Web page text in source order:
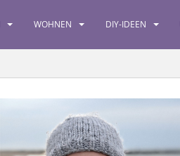
WOHNEN DIY-IDEEN